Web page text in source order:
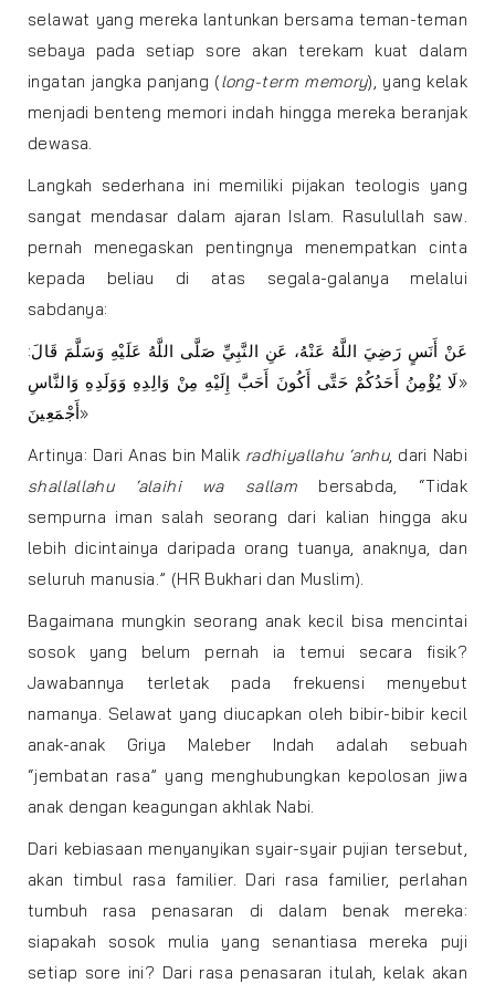
selawat yang mereka lantunkan bersama teman-teman
sebaya pada setiap sore akan terekam kuat dalam
ingatan jangka panjang (long-term memory), yang kelak
menjadi benteng memori indah hingga mereka beranjak
dewasa.
Langkah sederhana ini memiliki pijakan teologis yang
sangat mendasar dalam ajaran Islam. Rasulullah saw.
pernah menegaskan pentingnya menempatkan cinta
kepada beliau di atas segala-galanya melalui
sabdanya:
عَنْ أَنَسٍ رَضِيَ اللَّهُ عَنْهُ، عَنِ النَّبِيِّ صَلَّى اللَّهُ عَلَيْهِ وَسَلَّمَ قَالَ:
«لَا يُؤْمِنُ أَحَدُكُمْ حَتَّى أَكُونَ أَحَبَّ إِلَيْهِ مِنْ وَالِدِهِ وَوَلَدِهِ وَالنَّاسِ
أَجْمَعِينَ»
Artinya: Dari Anas bin Malik radhiyallahu ‘anhu, dari Nabi
shallallahu ‘alaihi wa sallam bersabda, “Tidak
sempurna iman salah seorang dari kalian hingga aku
lebih dicintainya daripada orang tuanya, anaknya, dan
seluruh manusia.” (HR Bukhari dan Muslim).
Bagaimana mungkin seorang anak kecil bisa mencintai
sosok yang belum pernah ia temui secara fisik?
Jawabannya terletak pada frekuensi menyebut
namanya. Selawat yang diucapkan oleh bibir-bibir kecil
anak-anak Griya Maleber Indah adalah sebuah
“jembatan rasa” yang menghubungkan kepolosan jiwa
anak dengan keagungan akhlak Nabi.
Dari kebiasaan menyanyikan syair-syair pujian tersebut,
akan timbul rasa familier. Dari rasa familier, perlahan
tumbuh rasa penasaran di dalam benak mereka:
siapakah sosok mulia yang senantiasa mereka puji
setiap sore ini? Dari rasa penasaran itulah, kelak akan